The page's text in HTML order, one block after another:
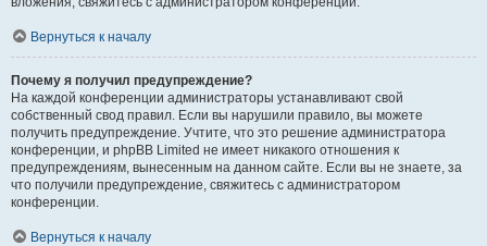
Вернуться к началу
Почему я получил предупреждение?
На каждой конференции администраторы устанавливают свой
собственный свод правил. Если вы нарушили правило, вы можете
получить предупреждение. Учтите, что это решение администратора
конференции, и phpBB Limited не имеет никакого отношения к
предупреждениям, вынесенным на данном сайте. Если вы не знаете, за
что получили предупреждение, свяжитесь с администратором
конференции.
Вернуться к началу